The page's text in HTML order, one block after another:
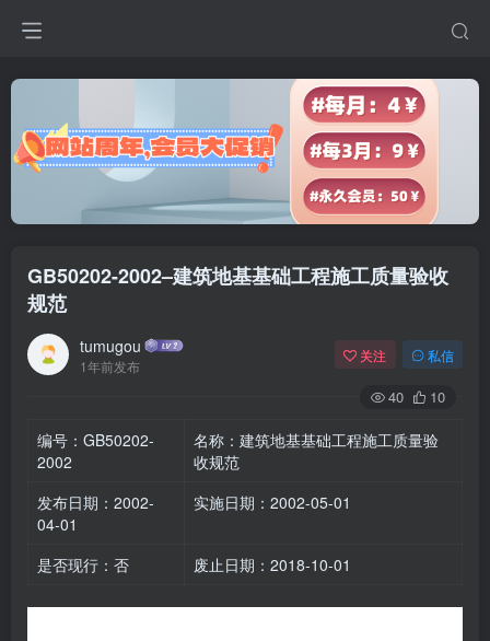
GB50202-2002–建筑地基基础工程施工质量验收
规范
tumugou
1年前发布
关注 私信
40 10
编号：GB50202-
2002
名称：建筑地基基础工程施工质量验
收规范
发布日期：2002-
04-01
实施日期：2002-05-01
是否现行：否 废止日期：2018-10-01